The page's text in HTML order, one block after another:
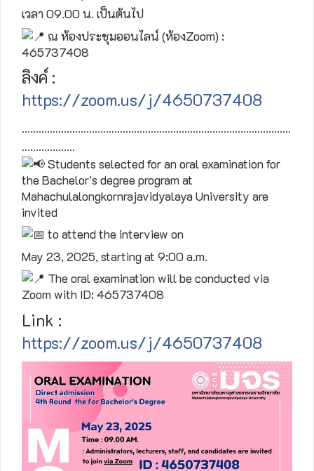
เวลา 09.00 น. เป็นต้นไป
ณ ห้องประชุมออนไลน์ (ห้องZoom) :
465737408
ลิงค์ :
https://zoom.us/j/4650737408
……………………………………………………………………………………
……………….
Students selected for an oral examination for
the Bachelor’s degree program at
Mahachulalongkornrajavidyalaya University are
invited
to attend the interview on
May 23, 2025, starting at 9:00 a.m.
The oral examination will be conducted via
Zoom with ID: 465737408
Link :
https://zoom.us/j/4650737408